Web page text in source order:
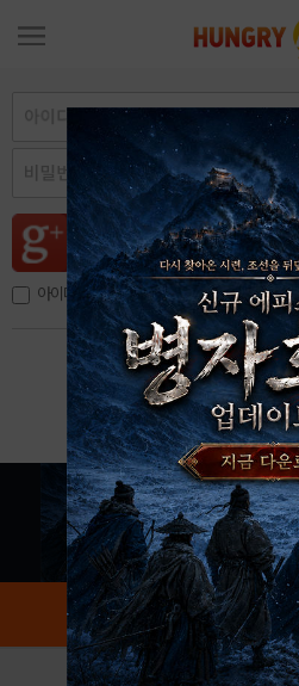
아이디, 이메일 저장
아이디 / 비밀번호 찾기
로그인 PC버전